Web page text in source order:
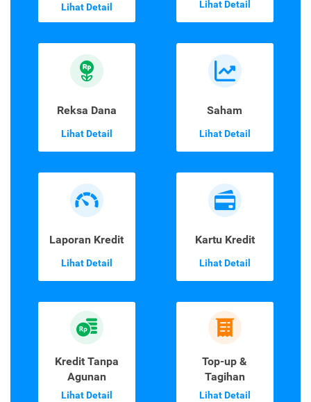
Lihat Detail Lihat Detail
Reksa Dana
Lihat Detail
Saham
Lihat Detail
Laporan Kredit
Lihat Detail
Kartu Kredit
Lihat Detail
Kredit Tanpa
Agunan
Lihat Detail
Top-up &
Tagihan
Lihat Detail